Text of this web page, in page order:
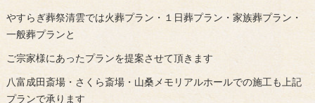
やすらぎ葬祭清雲では火葬プラン・１日葬プラン・家族葬プラン・
一般葬プランと
ご宗家様にあったプランを提案させて頂きます
八富成田斎場・さくら斎場・山桑メモリアルホールでの施工も上記
プランで承ります